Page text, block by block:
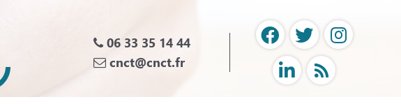
06 33 35 14 44
cnct@cnct.fr